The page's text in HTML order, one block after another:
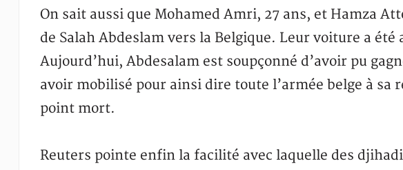
On sait aussi que Mohamed Amri, 27 ans, et Hamza
de Salah Abdeslam vers la Belgique. Leur voiture a
Aujourd’hui, Abdesalam est soupçonné d’avoir pu
avoir mobilisé pour ainsi dire toute l’armée belge à sa
point mort.
Reuters pointe enfin la facilité avec laquelle des